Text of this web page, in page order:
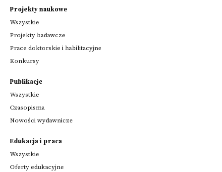
Projekty naukowe
Wszystkie
Projekty badawcze
Prace doktorskie i habilitacyjne
Konkursy
Publikacje
Wszystkie
Czasopisma
Nowości wydawnicze
Edukacja i praca
Wszystkie
Oferty edukacyjne